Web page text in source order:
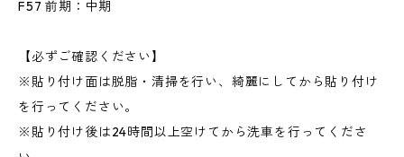
F57 前期：中期
【必ずご確認ください】
※貼り付け面は脱脂・清掃を行い、綺麗にしてから貼り付け
を行ってください。
※貼り付け後は24時間以上空けてから洗車を行ってくださ